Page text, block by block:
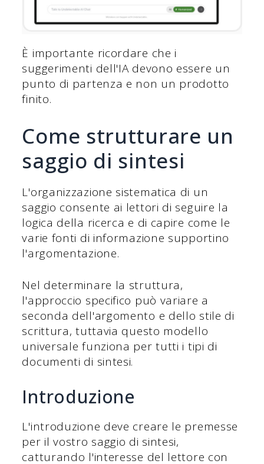
È importante ricordare che i
suggerimenti dell'IA devono essere un
punto di partenza e non un prodotto
finito.
Come strutturare un
saggio di sintesi
L'organizzazione sistematica di un
saggio consente ai lettori di seguire la
logica della ricerca e di capire come le
varie fonti di informazione supportino
l'argomentazione.
Nel determinare la struttura,
l'approccio specifico può variare a
seconda dell'argomento e dello stile di
scrittura, tuttavia questo modello
universale funziona per tutti i tipi di
documenti di sintesi.
Introduzione
L'introduzione deve creare le premesse
per il vostro saggio di sintesi,
catturando l'interesse del lettore con